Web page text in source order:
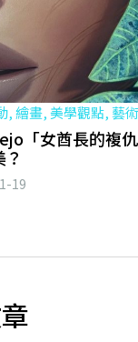
, 繪畫, 美學觀點, 藝
「女酋長的複
19